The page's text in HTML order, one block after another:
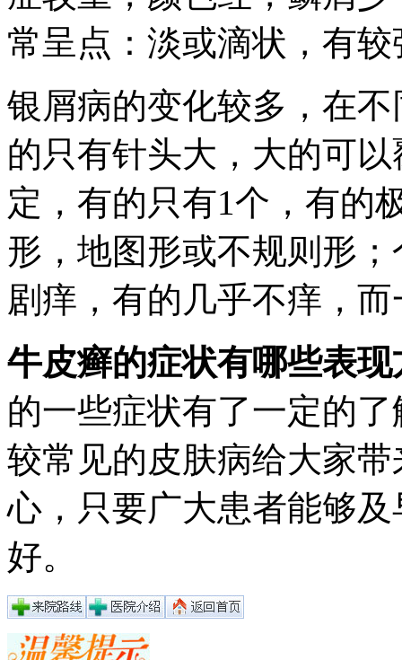
常呈点：淡或滴状，有
银屑病的变化较多，在
的只有针头大，大的可
定，有的只有1个，有的
形，地图形或不规则形
剧痒，有的几乎不痒，
牛皮癣的症状有哪些表现
的一些症状有了一定的
较常见的皮肤病给大家
心，只要广大患者能够
好。